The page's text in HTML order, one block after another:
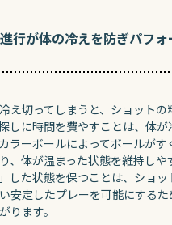
行が体の冷えを防ぎパフ
え切ってしまうと、ショットの
しに時間を費やすことは、体が
ラーボールによってボールがす
、体が温まった状態を維持しや
した状態を保つことは、ショッ
安定したプレーを可能にする
ります。